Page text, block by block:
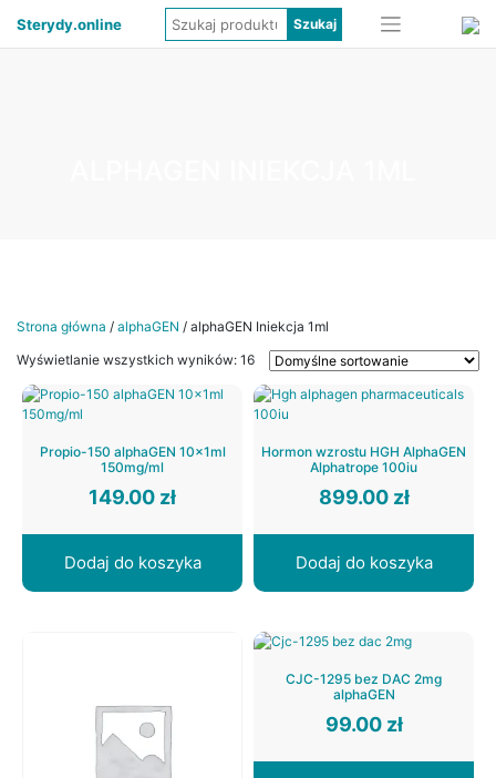
Sterydy.online
Strona główna / alphaGEN / alphaGEN Iniekcja 1ml
Wyświetlanie wszystkich wyników: 16
Propio-150 alphaGEN 10x1ml
150mg/ml
149.00 zł
Dodaj do koszyka
Hormon wzrostu HGH AlphaGEN
Alphatrope 100iu
899.00 zł
Dodaj do koszyka
CJC-1295 bez DAC 2mg
alphaGEN
99.00 zł